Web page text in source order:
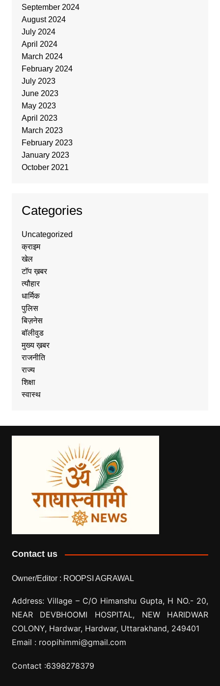
September 2024
August 2024
July 2024
April 2024
March 2024
February 2024
July 2023
June 2023
May 2023
April 2023
March 2023
February 2023
January 2023
October 2021
Categories
Uncategorized
क्राइम
खेल
टॉप ख़बर
त्यौहार
धार्मिक
पुलिस
बिज़नेस
बॉलीवुड
मुख्य ख़बर
राजनीति
राज्य
शिक्षा
स्वास्थ
Contact us
Owner/Editor : ROOPSI AGRAWAL
Address: Village – C/O Himanshu Gupta, H NO.- 20,
NEAR DEVBHOOMI HOSPITAL, NEW HARIDWAR
COLONY, Hardwar, Hardwar, Uttarakhand, 249401
Email : roopihimmi@gmail.com
Contact :6398278379